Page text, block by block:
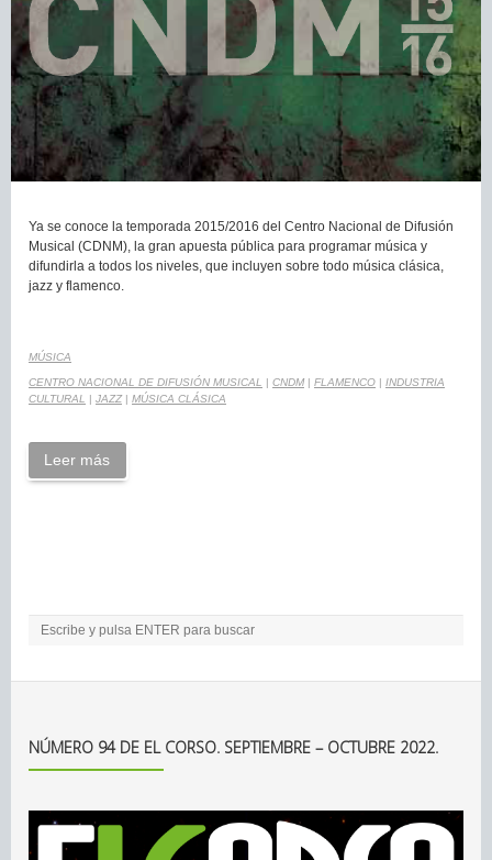
Ya se conoce la temporada 2015/2016 del Centro Nacional de Difusión
Musical (CDNM), la gran apuesta pública para programar música y
difundirla a todos los niveles, que incluyen sobre todo música clásica,
jazz y flamenco.
MÚSICA
CENTRO NACIONAL DE DIFUSIÓN MUSICAL | CNDM | FLAMENCO | INDUSTRIA
CULTURAL | JAZZ| MÚSICA CLÁSICA
Leer más
NÚMERO 94 DE EL CORSO. SEPTIEMBRE – OCTUBRE 2022.